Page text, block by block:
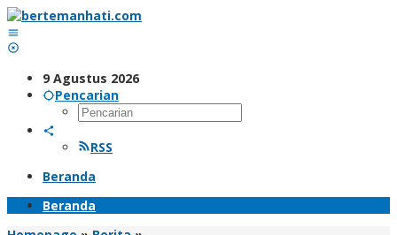
Lewati
ke
konten
9 Agustus 2026
Pencarian
RSS
Beranda
Beranda